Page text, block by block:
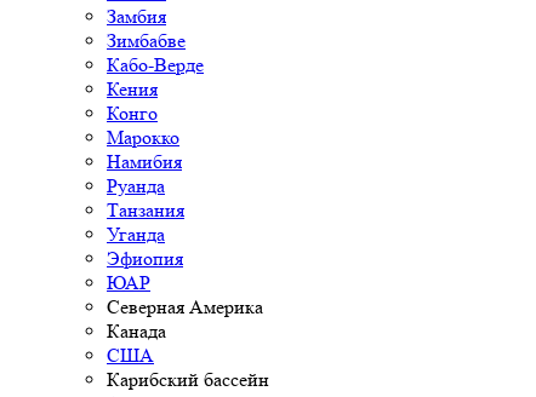
Замбия
Зимбабве
Кабо-Верде
Кения
Конго
Марокко
Намибия
Руанда
Танзания
Уганда
Эфиопия
ЮАР
Северная Америка
Канада
США
Карибский бассейн